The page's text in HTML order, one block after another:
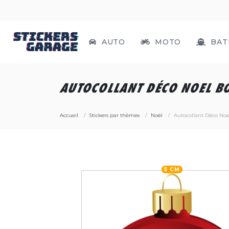
AUTO MOTO
AUTOCOLLANT DÉCO NOEL
Accueil Stickers par thèmes Noël Autocollant Déco
5 CM